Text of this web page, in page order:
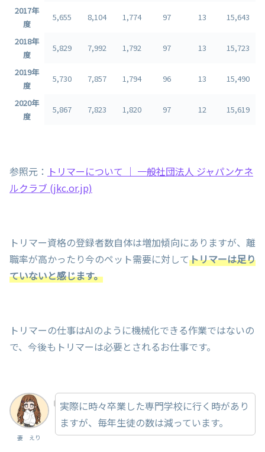
2017年
度
5,655 8,104 1,774 97 13 15,643
2018年
度
5,829 7,992 1,792 97 13 15,723
2019年
度
5,730 7,857 1,794 96 13 15,490
2020年
度
5,867 7,823 1,820 97 12 15,619
参照元： トリマーについて ｜ 一般社団法人 ジャパンケネ
ルクラブ (jkc.or.jp)
トリマー資格の登録者数自体は増加傾向にありますが、離
職率が高かったり今のペット需要に対してトリマーは足り
ていないと感じます。
トリマーの仕事はAIのように機械化できる作業ではないの
で、今後もトリマーは必要とされるお仕事です。
妻 えり
実際に時々卒業した専門学校に行く時があり
ますが、毎年生徒の数は減っています。